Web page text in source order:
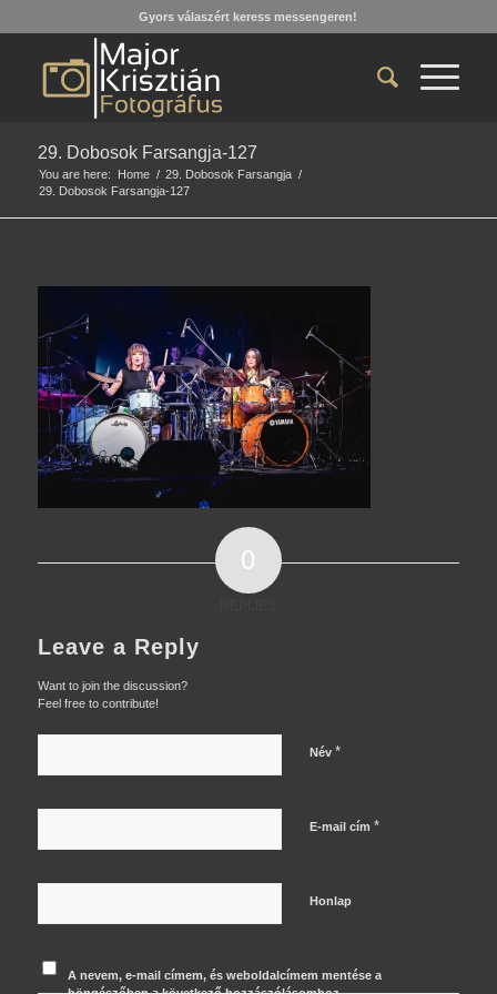
Gyors válaszért keress messengeren!
29. Dobosok Farsangja-127
You are here: Home / 29. Dobosok Farsangja /
29. Dobosok Farsangja-127
0
Leave a Reply
Want to join the discussion?
Feel free to contribute!
Név *
E-mail cím *
Honlap
A nevem, e-mail címem, és weboldalcímem mentése a